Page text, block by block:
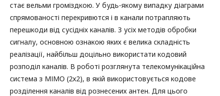
стає вельми громіздкою. У будь-якому випадку діаграми
спрямованості перекривются і в канали потрапляють
перешкоди від сусідніх каналів. З усіх методів обробки
сигналу, основною ознакою яких є велика складність
реалізації, найбільш доцільно використати кодовий
розподіл каналів. В роботі розглянута телекомунікаційна
система з МІМО (2х2), в якій використовується кодове
розділення каналів від рознесених антен. Для цього